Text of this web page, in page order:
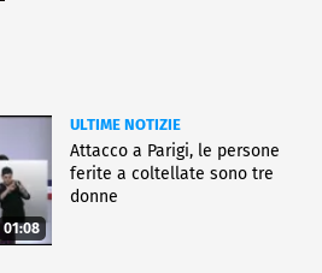
01:08
ULTIME NOTIZIE
Attacco a Parigi, le persone
ferite a coltellate sono tre
donne